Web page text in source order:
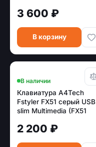
3 600 ₽
В корзину
В наличии
Клавиатура A4Tech
Fstyler FX51 серый USB
slim Multimedia (FX51
2 200 ₽